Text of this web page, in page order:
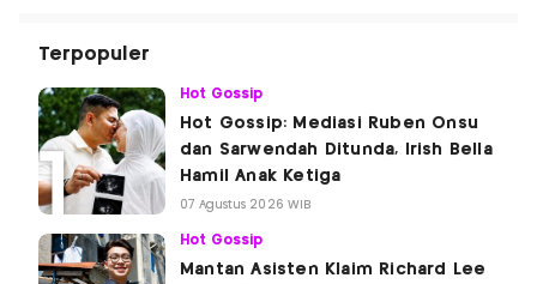
Terpopuler
Hot Gossip
Hot Gossip: Mediasi Ruben Onsu
dan Sarwendah Ditunda, Irish Bella
Hamil Anak Ketiga
07 Agustus 2026 WIB
Hot Gossip
Mantan Asisten Klaim Richard Lee